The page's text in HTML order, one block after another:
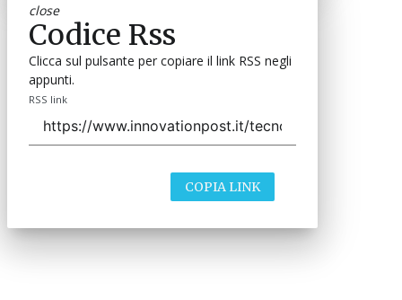
close
Codice Rss
Clicca sul pulsante per copiare il link RSS negli
appunti.
RSS link
COPIA LINK